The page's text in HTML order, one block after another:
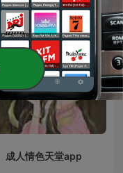
成人情色天堂app